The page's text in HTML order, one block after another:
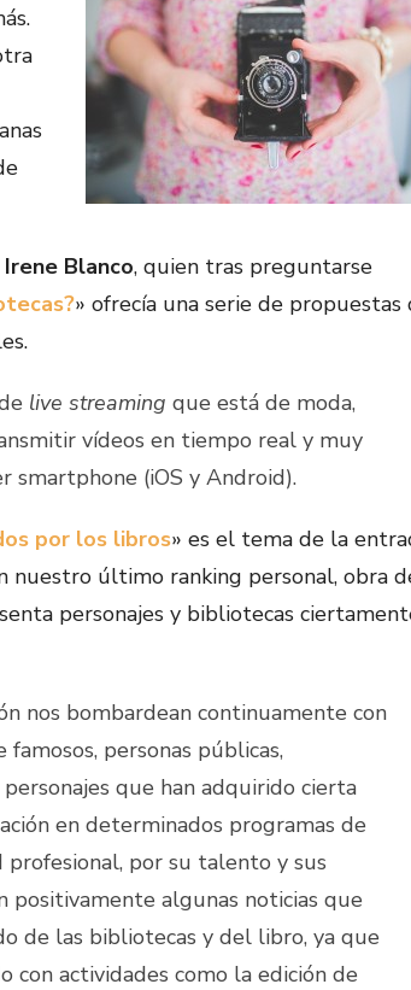
Irene Blanco, quien tras preguntarse
» ofrecía una serie de propuestas
live streaming que está de moda,
vídeos en tiempo real y muy
smartphone (iOS y Android).
por los libros» es el tema de la
nuestro último ranking personal, obra
personajes y bibliotecas
nos bombardean continuamente con
personas públicas,
que han adquirido cierta
en determinados programas de
por su talento y sus
positivamente algunas noticias que
de las bibliotecas y del libro, ya que
con actividades como la edición de